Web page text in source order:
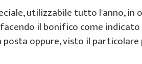
utilizzabile tutto l'anno,
il bonifico come
oppure, visto il